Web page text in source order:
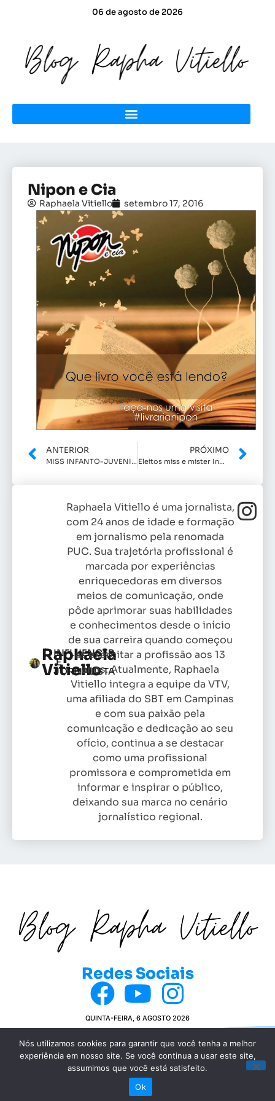
06 de agosto de 2026
Nipon e Cia
Raphaela Vitiello setembro 17, 2016
ANTERIOR
MISS INFANTO-JUVENIL 2016
PRÓXIMO
Eleitos miss e mister Indaiatuba- 2016
Raphaela
Vitiello
INFLUENCER
E
JORNALISTA
Raphaela Vitiello é uma jornalista,
com 24 anos de idade e formação
em jornalismo pela renomada
PUC. Sua trajetória profissional é
marcada por experiências
enriquecedoras em diversos
meios de comunicação, onde
pôde aprimorar suas habilidades
e conhecimentos desde o início
de sua carreira quando começou
as exercitar a profissão aos 13
anos. Atualmente, Raphaela
Vitiello integra a equipe da VTV,
uma afiliada do SBT em Campinas
e com sua paixão pela
comunicação e dedicação ao seu
ofício, continua a se destacar
como uma profissional
promissora e comprometida em
informar e inspirar o público,
deixando sua marca no cenário
jornalístico regional.
Redes Sociais
QUINTA-FEIRA, 6 AGOSTO 2026
© COPYRIGHT 2024 BLOG DA RAPHA VITIELLO
POLÍTICA DE PRIVACIDADE
Nós utilizamos cookies para garantir que você tenha a melhor
experiência em nosso site. Se você continua a usar este site,
assumimos que você está satisfeito.
Ok